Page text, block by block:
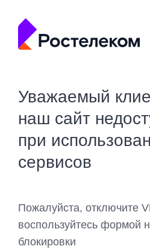
Уважаемый
наш сайт
при
сервисов
Пожалуйста, отключите
воспользуйтесь формой
блокировки